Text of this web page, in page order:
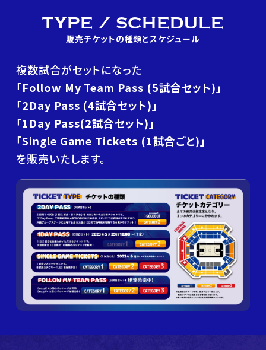
TYPE / SCHEDULE
販売チケットの種類とスケジュール
複数試合がセットになった
「Follow My Team Pass (5試合セット)」
「2Day Pass (4試合セット)」
「1Day Pass(2試合セット)」
「Single Game Tickets (1試合ごと)」
を販売いたします。